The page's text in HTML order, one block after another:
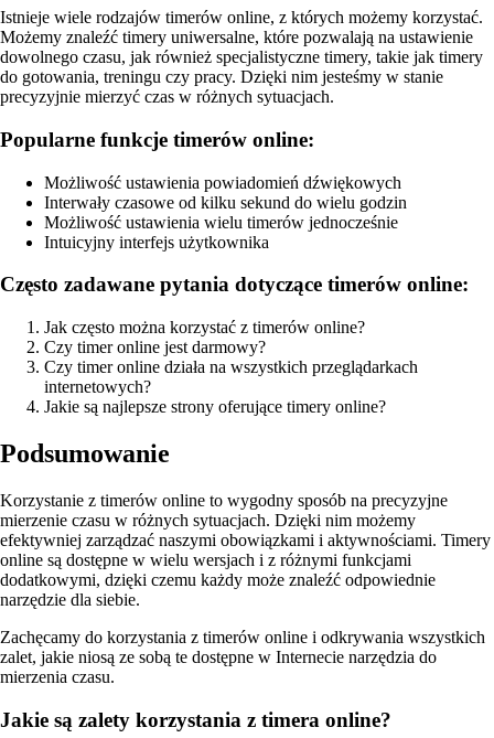
Istnieje wiele rodzajów timerów online, z których możemy korzystać.
Możemy znaleźć timery uniwersalne, które pozwalają na ustawienie
dowolnego czasu, jak również specjalistyczne timery, takie jak timery
do gotowania, treningu czy pracy. Dzięki nim jesteśmy w stanie
precyzyjnie mierzyć czas w różnych sytuacjach.
Popularne funkcje timerów online:
Możliwość ustawienia powiadomień dźwiękowych
Interwały czasowe od kilku sekund do wielu godzin
Możliwość ustawienia wielu timerów jednocześnie
Intuicyjny interfejs użytkownika
Często zadawane pytania dotyczące timerów online:
Jak często można korzystać z timerów online?
Czy timer online jest darmowy?
Czy timer online działa na wszystkich przeglądarkach
internetowych?
Jakie są najlepsze strony oferujące timery online?
Podsumowanie
Korzystanie z timerów online to wygodny sposób na precyzyjne
mierzenie czasu w różnych sytuacjach. Dzięki nim możemy
efektywniej zarządzać naszymi obowiązkami i aktywnościami. Timery
online są dostępne w wielu wersjach i z różnymi funkcjami
dodatkowymi, dzięki czemu każdy może znaleźć odpowiednie
narzędzie dla siebie.
Zachęcamy do korzystania z timerów online i odkrywania wszystkich
zalet, jakie niosą ze sobą te dostępne w Internecie narzędzia do
mierzenia czasu.
Jakie są zalety korzystania z timera online?